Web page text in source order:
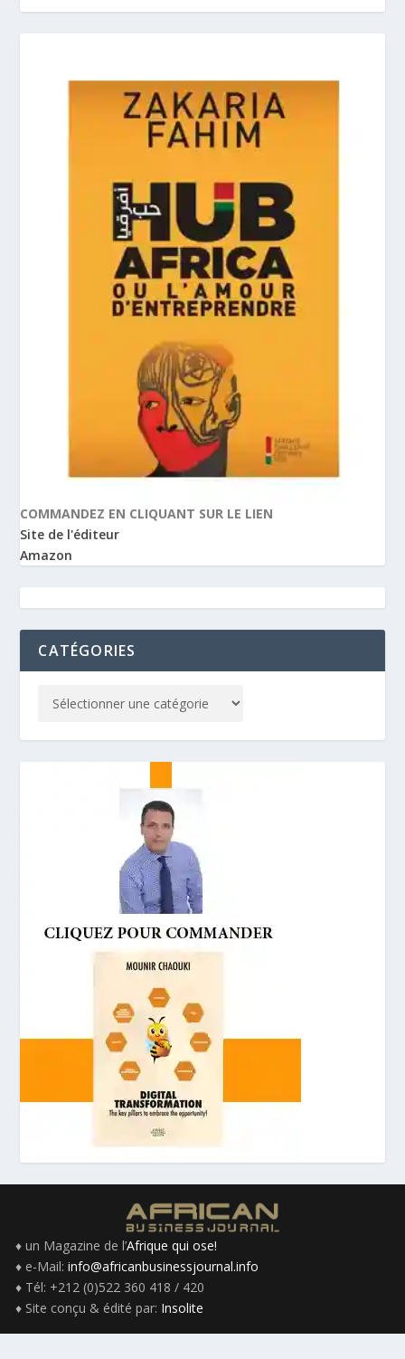
COMMANDEZ EN CLIQUANT SUR LE LIEN
Site de l'éditeur
Amazon
CATÉGORIES
♦ un Magazine de l’Afrique qui ose!
♦ e-Mail: info@africanbusinessjournal.info
♦ Tél: +212 (0)522 360 418 / 420
♦ Site conçu & édité par: Insolite